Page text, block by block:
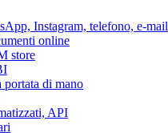
Instagram, telefono, e-mail
online
store
portata di mano
API